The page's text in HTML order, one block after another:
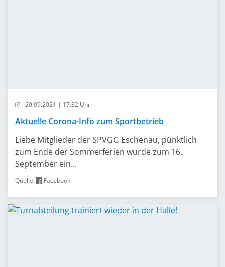
20.09.2021 | 17:32 Uhr
Aktuelle Corona-Info zum Sportbetrieb
Liebe Mitglieder der SPVGG Eschenau, pünktlich
zum Ende der Sommerferien wurde zum 16.
September ein...
Quelle: Facebook